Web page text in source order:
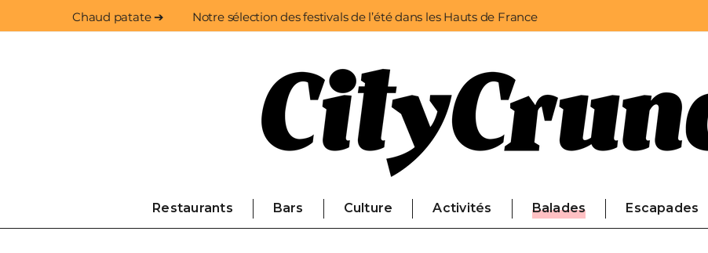
Chaud patate ➔ Notre sélection des festivals de l’été dans les Hauts de France
Restaurants Bars Culture Activités Balades Escapades